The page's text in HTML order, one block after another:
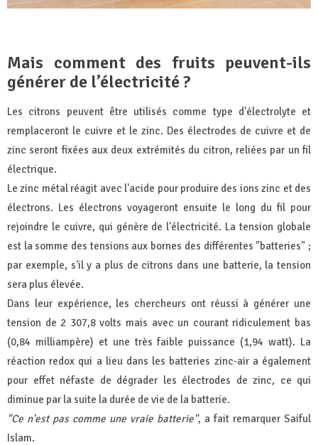
Mais comment des fruits peuvent-ils
générer de l’électricité ?
Les citrons peuvent être utilisés comme type d'électrolyte et
remplaceront le cuivre et le zinc. Des électrodes de cuivre et de
zinc seront fixées aux deux extrémités du citron, reliées par un fil
électrique.
Le zinc métal réagit avec l'acide pour produire des ions zinc et des
électrons. Les électrons voyageront ensuite le long du fil pour
rejoindre le cuivre, qui génère de l'électricité. La tension globale
est la somme des tensions aux bornes des différentes "batteries" ;
par exemple, s'il y a plus de citrons dans une batterie, la tension
sera plus élevée.
Dans leur expérience, les chercheurs ont réussi à générer une
tension de 2 307,8 volts mais avec un courant ridiculement bas
(0,84 milliampère) et une très faible puissance (1,94 watt). La
réaction redox qui a lieu dans les batteries zinc-air a également
pour effet néfaste de dégrader les électrodes de zinc, ce qui
diminue par la suite la durée de vie de la batterie.
"Ce n'est pas comme une vraie batterie", a fait remarquer Saiful
Islam.